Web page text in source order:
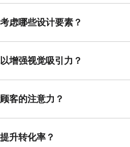
虑哪些设计要素？
日阳光下的穿着效果，能有效提升购
款设计。
增强视觉吸引力？
以浅灰色细体标注价格信息，能构成
客的注意力？
视线自然流动。务必确保品牌标识和
升转化率？